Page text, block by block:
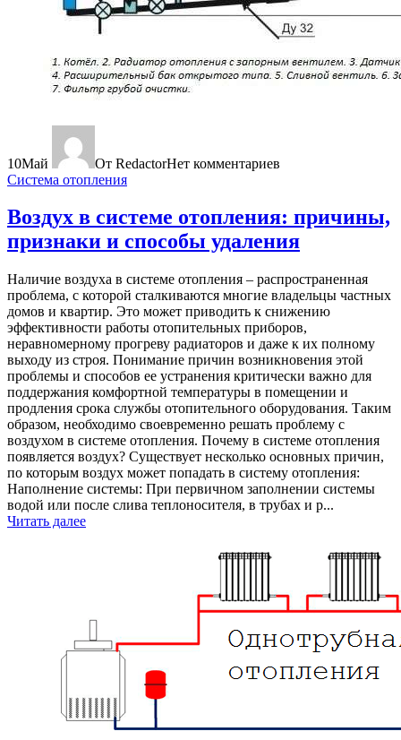
10Май От RedactorНет комментариев
Система отопления
Воздух в системе отопления: причины,
признаки и способы удаления
Наличие воздуха в системе отопления – распространенная
проблема, с которой сталкиваются многие владельцы частных
домов и квартир. Это может приводить к снижению
эффективности работы отопительных приборов,
неравномерному прогреву радиаторов и даже к их полному
выходу из строя. Понимание причин возникновения этой
проблемы и способов ее устранения критически важно для
поддержания комфортной температуры в помещении и
продления срока службы отопительного оборудования. Таким
образом, необходимо своевременно решать проблему с
воздухом в системе отопления. Почему в системе отопления
появляется воздух? Существует несколько основных причин,
по которым воздух может попадать в систему отопления:
Наполнение системы: При первичном заполнении системы
водой или после слива теплоносителя, в трубах и р...
Читать далее